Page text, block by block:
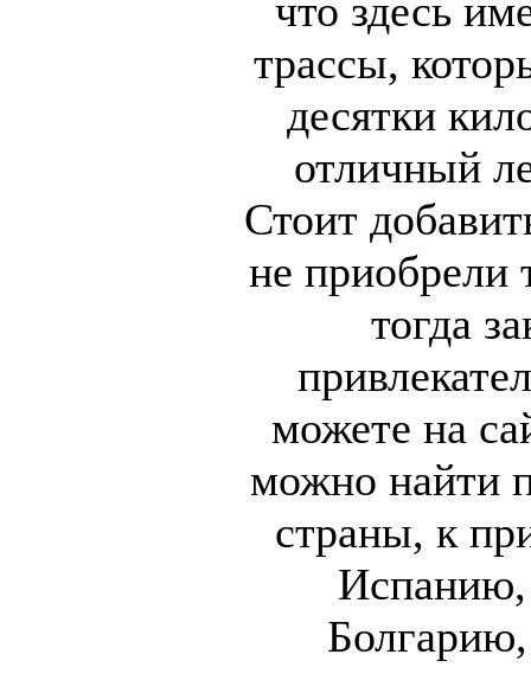
что здесь
трассы,
десятки
отличный
Стоит
не
тогда
можете на
можно найти
страны, к